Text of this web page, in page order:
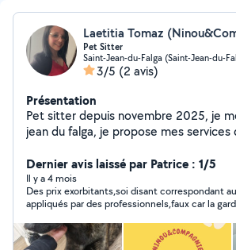
Laetitia Tomaz
Pet Sitter
Saint-Jean-du-Falga (Saint-Jean-du-
3/5 (2 avis)
Présentation
Pet sitter depuis novembre 2025, je
jean du falga, je propose mes services de gardes chiens
alentours . Garde à mon domicile, visite au domicile du
propriétaire.
Dernier avis laissé par Patrice : 1/5
Il y a 4 mois
Des prix exorbitants,soi disant correspondant
appliqués par des professionnels,faux car la